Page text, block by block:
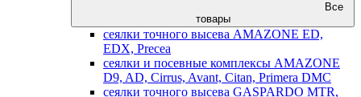
Все
товары
сеялки точного высева AMAZONE ED,
EDX, Precea
сеялки и посевные комплексы AMAZONE
D9, AD, Cirrus, Avant, Citan, Primera DMC
сеялки точного высева GASPARDO MTR,